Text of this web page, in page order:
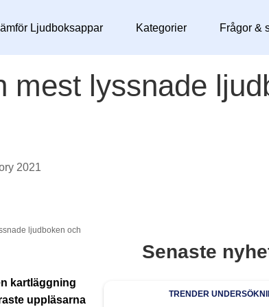
Ljudboksappar Kategorier Frågor &
mest lyssnade
2021
ljudboken och
kartläggning
uppläsarna
Senaste
TRENDER